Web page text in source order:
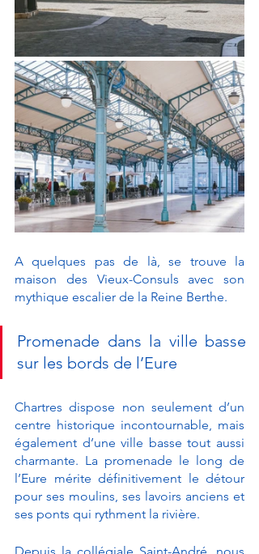
A quelques pas de là, se trouve la
maison des Vieux-Consuls avec son
mythique escalier de la Reine Berthe.
Promenade dans la ville basse
sur les bords de l’Eure
Chartres dispose non seulement d’un
centre historique incontournable, mais
également d’une ville basse tout aussi
charmante. La promenade le long de
l’Eure mérite définitivement le détour
pour ses moulins, ses lavoirs anciens et
ses ponts qui rythment la rivière.
Depuis la collégiale Saint-André, nous